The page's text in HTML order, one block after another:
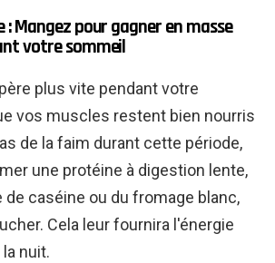
Mangez pour gagner en masse
votre sommeil
plus vite pendant votre
vos muscles restent bien nourris
de la faim durant cette période,
une protéine à digestion lente,
caséine ou du fromage blanc,
Cela leur fournira l'énergie
nuit.